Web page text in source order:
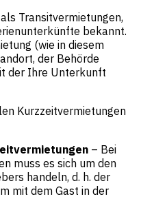
Transitvermietungen,
bekannt.
(wie in diesem
der Behörde
der Ihre Unterkunft
Kurzzeitvermietungen
– Bei
muss es sich um den
handeln, d. h. der
mit dem Gast in der